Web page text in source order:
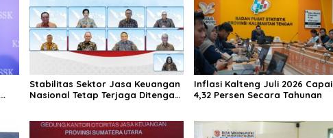
Stabilitas Sektor Jasa Keuangan
Nasional Tetap Terjaga Ditengah
Inflasi Kalteng Juli 2026 Capai
4,32 Persen Secara Tahunan